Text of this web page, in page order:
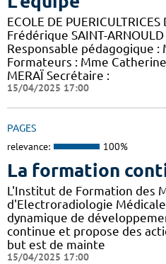
ECOLE DE
Frédérique SAINT-
Responsable pédagogique :
Formateurs : Mme
MERAÏ Secrétaire :
15/04/2025 17:00
PAGES
relevance: 100%
La formation
L'Institut de Formation des
d'Electroradiologie
dynamique de
continue et propose des
but est de mainte
15/04/2025 17:00